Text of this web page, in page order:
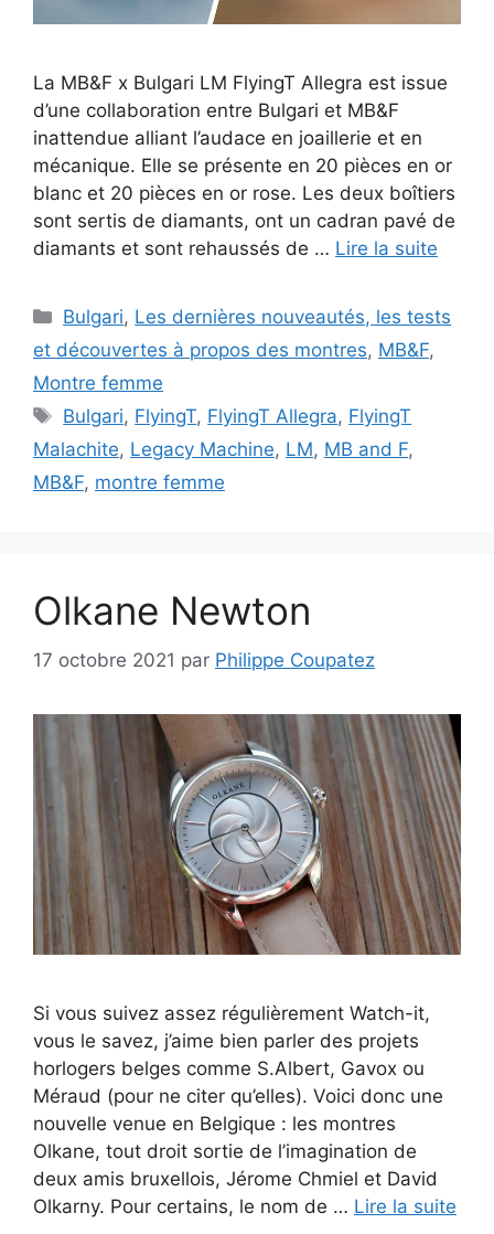
La MB&F x Bulgari LM FlyingT Allegra est issue
d’une collaboration entre Bulgari et MB&F
inattendue alliant l’audace en joaillerie et en
mécanique. Elle se présente en 20 pièces en or
blanc et 20 pièces en or rose. Les deux boîtiers
sont sertis de diamants, ont un cadran pavé de
diamants et sont rehaussés de … Lire la suite
Catégories
Bulgari, Les dernières nouveautés, les tests
et découvertes à propos des montres, MB&F,
Montre femme
Étiquettes
Bulgari, FlyingT, FlyingT Allegra, FlyingT
Malachite, Legacy Machine, LM, MB and F,
MB&F, montre femme
Olkane Newton
17 octobre 2021 par Philippe Coupatez
Si vous suivez assez régulièrement Watch-it,
vous le savez, j’aime bien parler des projets
horlogers belges comme S.Albert, Gavox ou
Méraud (pour ne citer qu’elles). Voici donc une
nouvelle venue en Belgique : les montres
Olkane, tout droit sortie de l’imagination de
deux amis bruxellois, Jérome Chmiel et David
Olkarny. Pour certains, le nom de … Lire la suite